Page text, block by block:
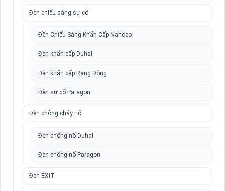
Đèn chiếu sáng sự cố
Đền Chiếu Sáng Khẩn Cấp Nanoco
Đèn khẩn cấp Duhal
Đèn khẩn cấp Rạng Đông
Đèn sự cố Paragon
Đèn chống cháy nổ
Đèn chống nổ Duhal
Đèn chống nổ Paragon
Đèn EXIT